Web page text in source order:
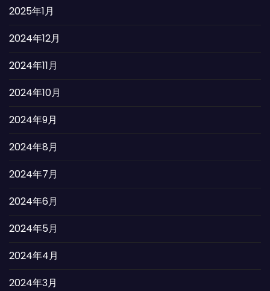
2025年1月
2024年12月
2024年11月
2024年10月
2024年9月
2024年8月
2024年7月
2024年6月
2024年5月
2024年4月
2024年3月